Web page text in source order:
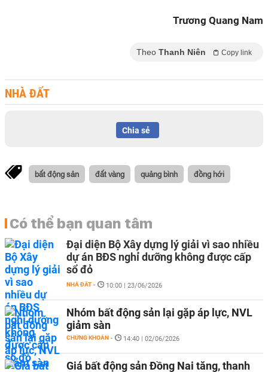
Trương Quang Nam
Theo Thanh Niên Copy link
NHÀ ĐẤT
Chia sẻ
bất động sản đất vàng quảng bình đồng hới
Có thể bạn quan tâm
Đại diện Bộ Xây dựng lý giải vì sao nhiều
dự án BĐS nghỉ dưỡng không được cấp
sổ đỏ
NHÀ ĐẤT - 10:00 | 23/06/2026
Nhóm bất động sản lại gặp áp lực, NVL
giảm sàn
CHỨNG KHOÁN - 14:40 | 02/06/2026
Giá bất động sản Đồng Nai tăng, thanh